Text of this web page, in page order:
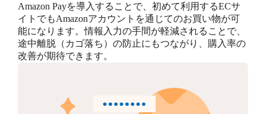
Amazon Payを導入することで、初めて利用するECサ
イトでもAmazonアカウントを通じてのお買い物が可
能になります。情報入力の手間が軽減されることで、
途中離脱（カゴ落ち）の防止にもつながり、購入率の
改善が期待できます。